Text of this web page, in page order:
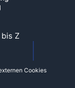
Z
Cookies